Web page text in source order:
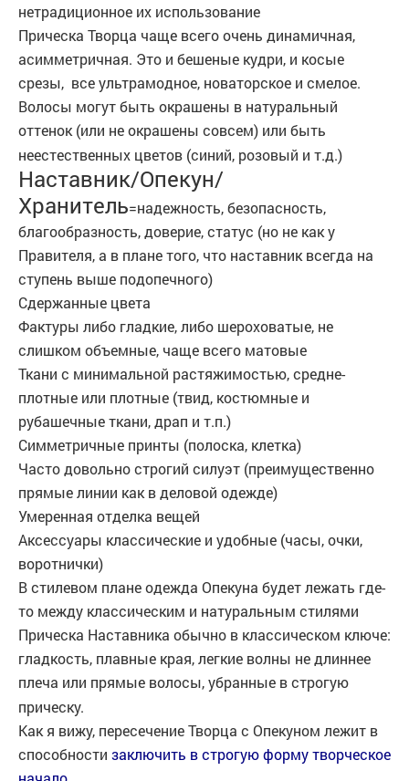
нетрадиционное их использование
Прическа Творца чаще всего очень динамичная,
асимметричная. Это и бешеные кудри, и косые
срезы, все ультрамодное, новаторское и смелое.
Волосы могут быть окрашены в натуральный
оттенок (или не окрашены совсем) или быть
неестественных цветов (синий, розовый и т.д.)
Наставник/Опекун/
Хранитель=надежность, безопасность,
благообразность, доверие, статус (но не как у
Правителя, а в плане того, что наставник всегда на
ступень выше подопечного)
Сдержанные цвета
Фактуры либо гладкие, либо шероховатые, не
слишком объемные, чаще всего матовые
Ткани с минимальной растяжимостью, средне-
плотные или плотные (твид, костюмные и
рубашечные ткани, драп и т.п.)
Симметричные принты (полоска, клетка)
Часто довольно строгий силуэт (преимущественно
прямые линии как в деловой одежде)
Умеренная отделка вещей
Аксессуары классические и удобные (часы, очки,
воротнички)
В стилевом плане одежда Опекуна будет лежать где-
то между классическим и натуральным стилями
Прическа Наставника обычно в классическом ключе:
гладкость, плавные края, легкие волны не длиннее
плеча или прямые волосы, убранные в строгую
прическу.
Как я вижу, пересечение Творца с Опекуном лежит в
способности заключить в строгую форму творческое